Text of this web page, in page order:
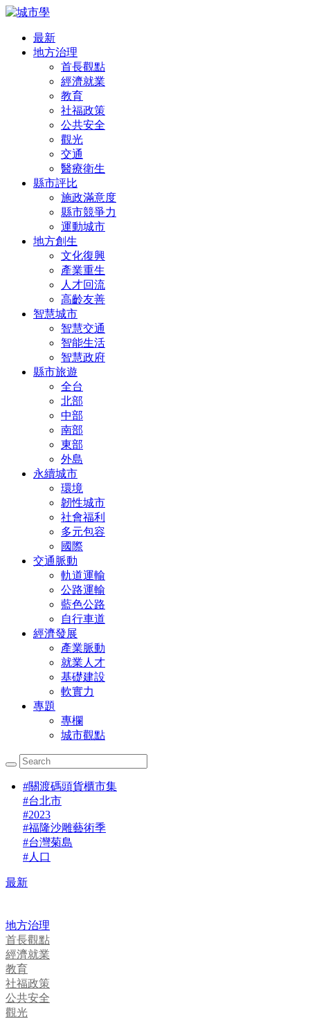
最新
地方治理
首長觀點
經濟就業
教育
社福政策
公共安全
觀光
交通
醫療衛生
縣市評比
施政滿意度
縣市競爭力
運動城市
地方創生
文化復興
產業重生
人才回流
高齡友善
智慧城市
智慧交通
智能生活
智慧政府
縣市旅遊
全台
北部
中部
南部
東部
外島
永續城市
環境
韌性城市
社會福利
多元包容
國際
交通脈動
軌道運輸
公路運輸
藍色公路
自行車道
經濟發展
產業脈動
就業人才
基礎建設
軟實力
專題
專欄
城市觀點
#關渡碼頭貨櫃市集
#台北市
#2023
#福隆沙雕藝術季
#台灣菊島
#人口
最新
地方治理
首長觀點
經濟就業
教育
社福政策
公共安全
觀光